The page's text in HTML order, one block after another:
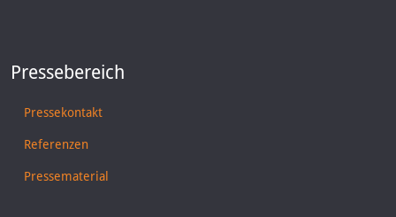
Pressebereich
Pressekontakt
Referenzen
Pressematerial